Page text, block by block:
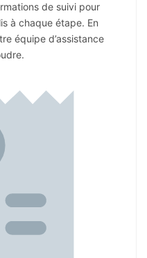
de suivi pour
à chaque étape. En
équipe d’assistance